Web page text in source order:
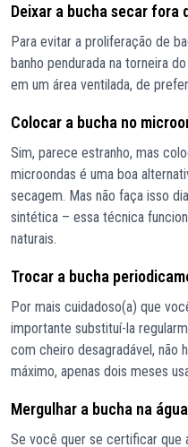
Deixar a bucha secar fora
Para evitar a proliferação de
banho pendurada na torneira
em um área ventilada, de
Colocar a bucha no
Sim, parece estranho, mas
microondas é uma boa
secagem. Mas não faça isso
sintética – essa técnica
naturais.
Trocar a bucha
Por mais cuidadoso(a) que
importante substituí-la
com cheiro desagradável, não
máximo, apenas dois meses
Mergulhar a bucha na
Se você quer se certificar que